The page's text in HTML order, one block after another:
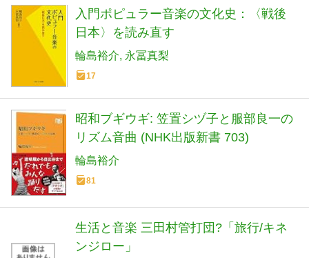
入門ポピュラー音楽の文化史：〈戦後
日本〉を読み直す
輪島裕介 永冨真梨
17
昭和ブギウギ: 笠置シヅ子と服部良一の
リズム音曲 (NHK出版新書 703)
輪島裕介
81
生活と音楽 三田村管打団?「旅行/キネ
ンジロー」